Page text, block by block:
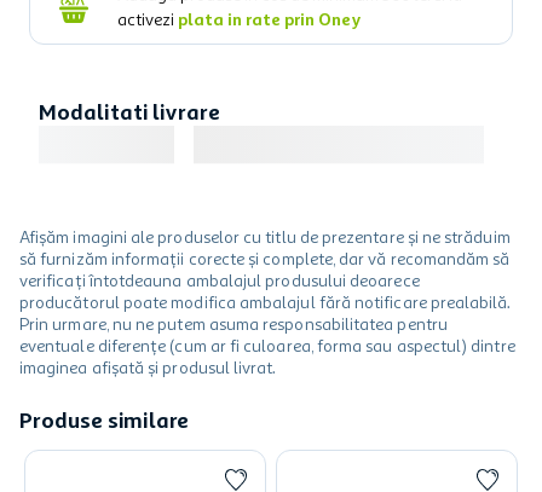
activezi plata in rate prin Oney
Modalitati livrare
Afișăm imagini ale produselor cu titlu de prezentare și ne străduim
să furnizăm informații corecte și complete, dar vă recomandăm să
verificați întotdeauna ambalajul produsului deoarece
producătorul poate modifica ambalajul fără notificare prealabilă.
Prin urmare, nu ne putem asuma responsabilitatea pentru
eventuale diferențe (cum ar fi culoarea, forma sau aspectul) dintre
imaginea afișată și produsul livrat.
Produse similare